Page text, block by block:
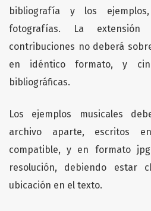
bibliografía y los
fotografías. La
contribuciones no deberá
en idéntico formato, y
bibliográficas.
Los ejemplos musicales
archivo aparte, escritos
compatible, y en formato
resolución, debiendo estar
ubicación en el texto.